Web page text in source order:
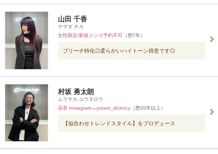
山田 千香
ヤマダ チカ
女性限定/新規メンズ予約不可 （歴7年）
ブリーチ特化◎柔らかいハイトーン得意です◎
村坂 勇太朗
ムラサカ ユウタロウ
店長 Instagram→yutaro_dicency （歴20年以上）
【似合わせトレンドスタイル】をプロデュース